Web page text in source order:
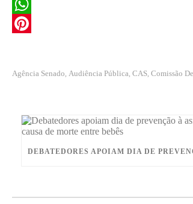
c
e
w
L
W
t
Agência Senado, Audiência Pública, CAS, Comissão